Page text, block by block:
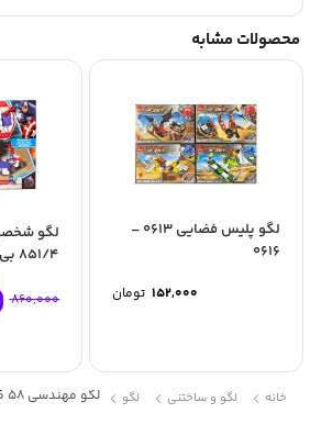
محصولات مشابه
لگو پلیس فضایی 0613 –
0616
152,000 تومان
لگو
851/4 بی تی 48
860,000
خانه لگو و ساختنی لگو لگو مهندسی 58 قطعه کوچک کیفی 48